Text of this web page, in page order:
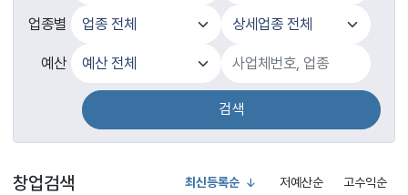
업종별
예산
검색
창업검색 최신등록순 저예산순 고수익순